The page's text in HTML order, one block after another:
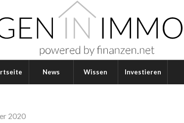
News Wissen Investieren
2020